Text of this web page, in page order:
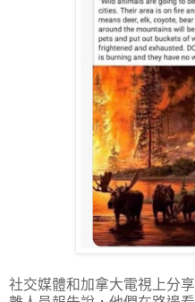
社交媒體和加拿大電視上分